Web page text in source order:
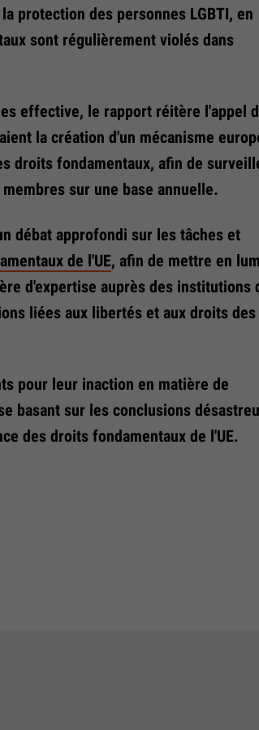
protection des personnes LGBTI, en
sont régulièrement violés dans
effective, le rapport réitère l'appel
la création d'un mécanisme
droits fondamentaux, afin de
sur une base annuelle.
débat approfondi sur les tâches et
de l'UE, afin de mettre en
d'expertise auprès des institutions
liées aux libertés et aux droits des
pour leur inaction en matière de
basant sur les conclusions
des droits fondamentaux de l'UE.